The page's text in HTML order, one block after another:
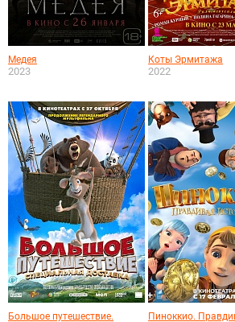
Медея
2023
Коты Эрмитажа
2022
Большое путешествие.
Пиноккио.